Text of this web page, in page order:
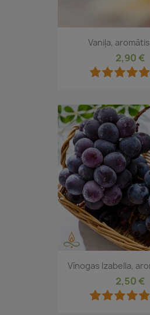
Vaniļa,
2,90 €
Vīnogas Izabella,
2,50 €